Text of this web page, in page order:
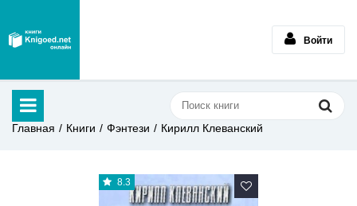
Войти
Главная Книги Фэнтези Кирилл Клеванский
8.3